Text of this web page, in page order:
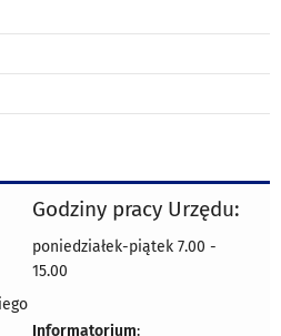
Godziny pracy Urzędu:
poniedziałek-piątek 7.00 -
15.00
Informatorium: